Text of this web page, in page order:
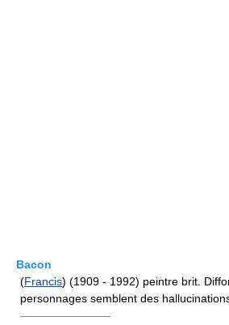
Bacon
(Francis) (1909 - 1992) peintre brit.
personnages semblent des
————————